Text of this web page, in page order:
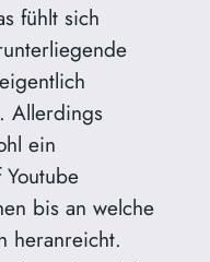
fühlt sich
Allerdings
ein
bis an welche
heranreicht.